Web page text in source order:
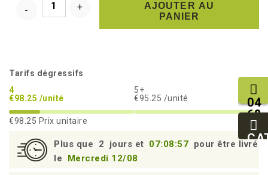
AJOUTER AU
PANIER
Tarifs dégressifs
4
€98.25 /unité
5+
€95.25 /unité
€98.25 Prix unitaire
Plus que 2 jours et 07:08:57 pour être livré
le
Mercredi 12/08
04
68
11
27
95